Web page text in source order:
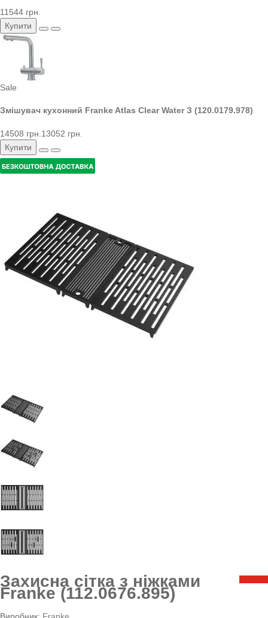
11544 грн.
Купити
Sale
Змішувач кухонний Franke Atlas Clear Water З (120.0179.978)
14508 грн. 13052 грн.
Купити
Захисна сітка з ніжками
Franke (112.0676.895)